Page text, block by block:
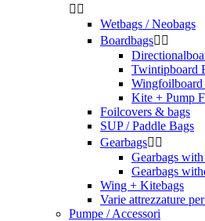
 
Wetbags / Neobags
Boardbags 
Twintipboard
Wingfoilboard
Kite + Pump
Foilcovers & bags
SUP / Paddle Bags
Gearbags 
Gearbags
Gearbags
Wing + Kitebags
Varie attrezzature
Pumpe / Accessori